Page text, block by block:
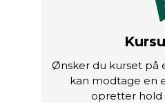
Ønsker du kurset på
kan modtage en
opretter hold